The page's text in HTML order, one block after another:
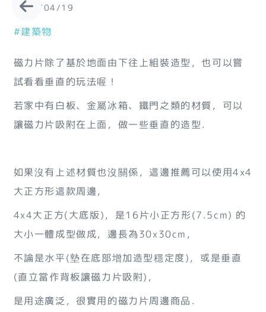
2024/04/19
#建築物
磁力片除了基於地面由下往上組裝造型，也可以嘗
試看看垂直的玩法喔！
若家中有白板、金屬冰箱、鐵門之類的材質，可以
讓磁力片吸附在上面，做一些垂直的造型．
如果沒有上述材質也沒關係，這邊推薦可以使用4x4
大正方形這款周邊，
4x4大正方(大底版)，是16片小正方形(7.5cm) 的
大小一體成型做成，邊長為30x30cm，
不論是水平(墊在底部增加造型穩定度)，或是垂直
(直立當作背板讓磁力片吸附)，
是用途廣泛，很實用的磁力片周邊商品．